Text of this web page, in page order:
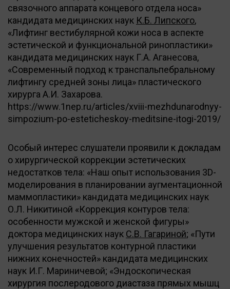
связочного аппарата концевого отдела носа»
кандидата медицинских наук К.Б. Липского,
«Лифтинг вестибулярной кожи носа в аспекте
эстетической и функциональной ринопластики»
кандидата медицинских наук Г.А. Аганесова,
«Современный подход к транспальпебральному
лифтингу средней зоны лица» пластического
хирурга А.И. Захарова.
https://www.1nep.ru/articles/xviii-mezhdunarodnyy-
simpozium-po-esteticheskoy-meditsine-itogi-2019/
Особый интерес слушатели проявили к докладам
о хирургической коррекции эстетических
недостатков тела: «Наш опыт использования 3D-
моделирования в планировании аугментационной
маммопластики» кандидата медицинских наук
О.Л. Никитиной «Коррекция контуров тела:
особенности мужской и женской фигуры»
доктора медицинских наук С.В. Гагариной; «Пути
улучшения результатов контурной пластики
нижних конечностей» кандидата медицинских
наук И.Г. Мариничевой; «Эндоскопическая
хирургия послеродового диастаза прямых мышц